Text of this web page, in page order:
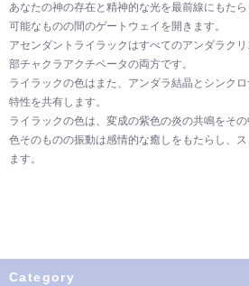
あなたの神の存在と精神的な光を最前線にもた
可能なものの間のゲートウェイを開きます。
アセンダントライラックはすべてのアンダラク
部チャクラアクチベータの両方です。
ライラックの色はまた、アンダラ結晶とシンク
特性を共有します。
ライラックの色は、変成の紫色の炎の共鳴をその
色そのものの振動は感情的な癒しをもたらし、
ます。
Category